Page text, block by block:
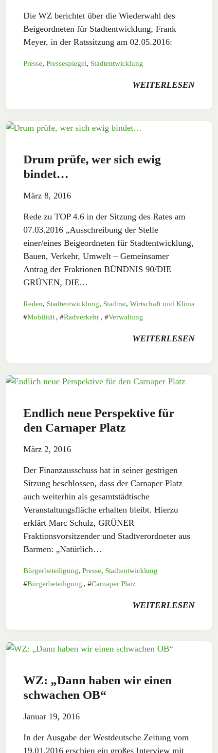
Die WZ berichtet über die Wiederwahl des
Beigeordneten für Stadtentwicklung, Frank
Meyer, in der Ratssitzung am 02.05.2016:
Presse, Pressespiegel, Stadtentwicklung
WEITERLESEN
Drum prüfe, wer sich ewig
bindet…
März 8, 2016
Rede zu TOP 4.6 in der Sitzung des Rates am
07.03.2016 „Ausschreibung der Stelle
einer/eines Beigeordneten für Stadtentwicklung,
Bauen, Verkehr, Umwelt – Gemeinsamer
Antrag der Fraktionen BÜNDNIS 90/DIE
GRÜNEN, DIE…
Reden, Stadtentwicklung, Stadtrat, Wirtschaft und Klima
Mobilität , Radverkehr , Verwaltung
WEITERLESEN
Endlich neue Perspektive für
den Carnaper Platz
März 2, 2016
Der Finanzausschuss hat in seiner gestrigen
Sitzung beschlossen, dass der Carnaper Platz
auch weiterhin als gesamtstädtische
Veranstaltungsfläche erhalten bleibt. Hierzu
erklärt Marc Schulz, GRÜNER
Fraktionsvorsitzender und Stadtverordneter aus
Barmen: „Natürlich…
Bürgerbeteiligung, Presse, Stadtentwicklung
Bürgerbeteiligung , Carnaper Platz
WEITERLESEN
WZ: „Dann haben wir einen
schwachen OB“
Januar 19, 2016
In der Ausgabe der Westdeutsche Zeitung vom
19.01.2016 erschien ein großes Interview mit